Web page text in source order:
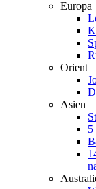
Europa
Orient
Asien
5